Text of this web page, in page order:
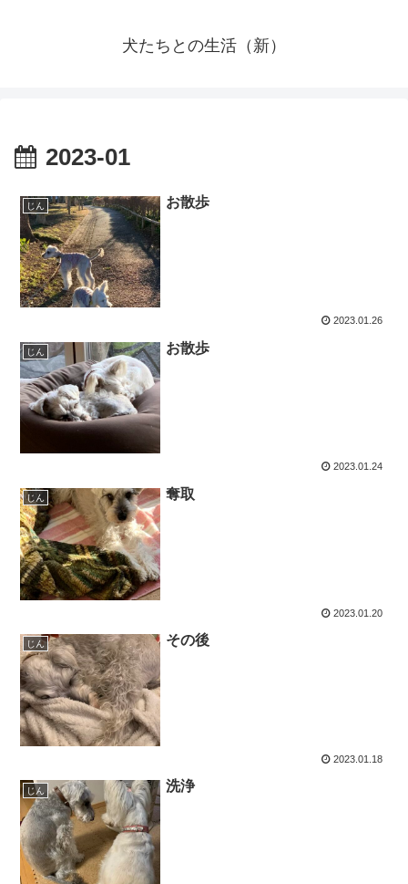
犬たちとの生活（新）
2023-01
じん お散歩
2023.01.26
じん お散歩
2023.01.24
じん 奪取
2023.01.20
じん その後
2023.01.18
じん 洗浄